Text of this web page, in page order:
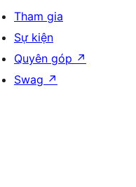
Tham gia
Sự kiện
Quyên góp ↗
Swag ↗